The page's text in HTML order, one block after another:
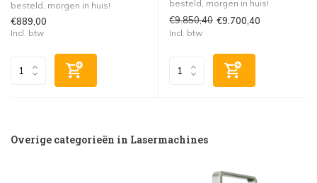
besteld, morgen in huis!
€889,00
Incl. btw
besteld, morgen in huis!
€9.850,40 €9.700,40
Incl. btw
Overige categorieën in Lasermachines